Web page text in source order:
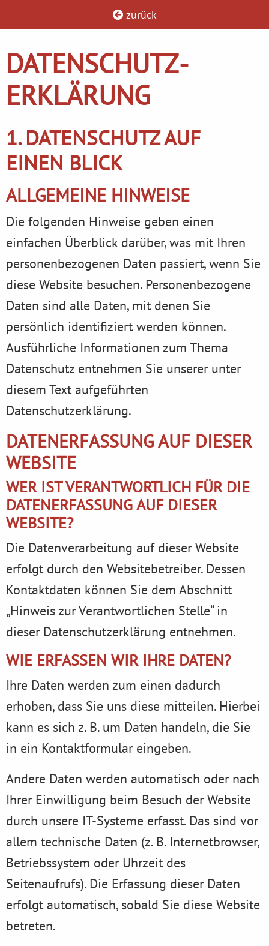
zurück
DATENSCHUTZ­
ERKLÄRUNG
1. DATENSCHUTZ AUF
EINEN BLICK
ALLGEMEINE HINWEISE
Die folgenden Hinweise geben einen
einfachen Überblick darüber, was mit Ihren
personenbezogenen Daten passiert, wenn Sie
diese Website besuchen. Personenbezogene
Daten sind alle Daten, mit denen Sie
persönlich identifiziert werden können.
Ausführliche Informationen zum Thema
Datenschutz entnehmen Sie unserer unter
diesem Text aufgeführten
Datenschutzerklärung.
DATENERFASSUNG AUF DIESER
WEBSITE
WER IST VERANTWORTLICH FÜR DIE
DATENERFASSUNG AUF DIESER
WEBSITE?
Die Datenverarbeitung auf dieser Website
erfolgt durch den Websitebetreiber. Dessen
Kontaktdaten können Sie dem Abschnitt
„Hinweis zur Verantwortlichen Stelle“ in
dieser Datenschutzerklärung entnehmen.
WIE ERFASSEN WIR IHRE DATEN?
Ihre Daten werden zum einen dadurch
erhoben, dass Sie uns diese mitteilen. Hierbei
kann es sich z. B. um Daten handeln, die Sie
in ein Kontaktformular eingeben.
Andere Daten werden automatisch oder nach
Ihrer Einwilligung beim Besuch der Website
durch unsere IT-Systeme erfasst. Das sind vor
allem technische Daten (z. B. Internetbrowser,
Betriebssystem oder Uhrzeit des
Seitenaufrufs). Die Erfassung dieser Daten
erfolgt automatisch, sobald Sie diese Website
betreten.